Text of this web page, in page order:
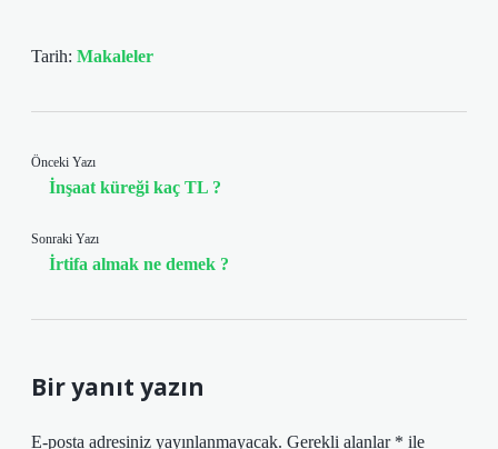
Tarih: Makaleler
Önceki Yazı
İnşaat küreği kaç TL ?
Sonraki Yazı
İrtifa almak ne demek ?
Bir yanıt yazın
E-posta adresiniz yayınlanmayacak. Gerekli alanlar * ile